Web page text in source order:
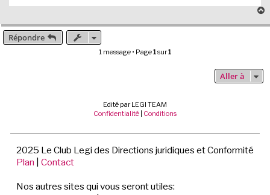
u
Répondre
1 message • Page1sur1
Aller à
Edité par LEGI TEAM
Confidentialité | Conditions
2025 Le Club Legi des Directions juridiques et Conformité
Plan
Contact
Nos autres sites qui vous seront utiles: